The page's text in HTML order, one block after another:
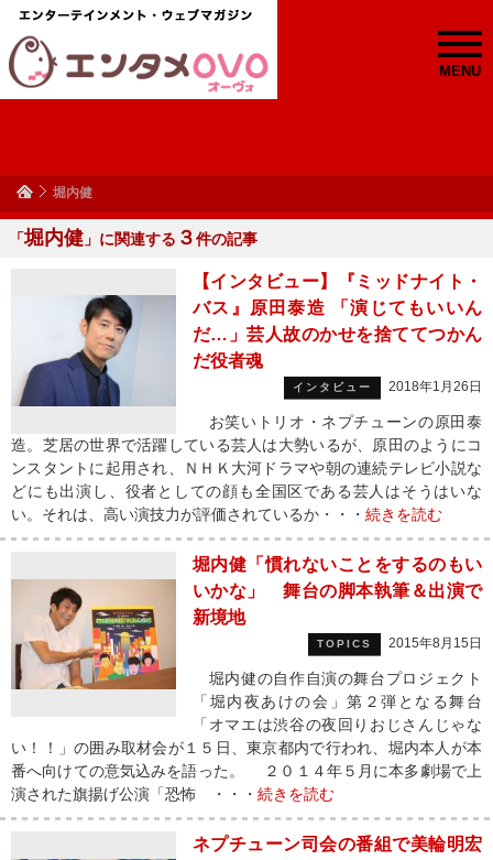
MENU
堀内健
「堀内健 」に関連する ３件の記事
【インタビュー】『ミッドナイト・
バス』原田泰造 「演じてもいいん
だ…」芸人故のかせを捨ててつかん
だ役者魂
インタビュー 2018年1月26日
お笑いトリオ・ネプチューンの原田泰
造。芝居の世界で活躍している芸人は大勢いるが、原田のようにコ
ンスタントに起用され、ＮＨＫ大河ドラマや朝の連続テレビ小説な
どにも出演し、役者としての顔も全国区である芸人はそうはいな
い。それは、高い演技力が評価されているか・・・ 続きを読む
堀内健「慣れないことをするのもい
いかな」 舞台の脚本執筆＆出演で
新境地
TOPICS 2015年8月15日
堀内健の自作自演の舞台プロジェクト
「堀内夜あけの会」第２弾となる舞台
「オマエは渋谷の夜回りおじさんじゃな
い！！」の囲み取材会が１５日、東京都内で行われ、堀内本人が本
番へ向けての意気込みを語った。 ２０１４年５月に本多劇場で上
演された旗揚げ公演「恐怖 ・・・ 続きを読む
ネプチューン司会の番組で美輪明宏